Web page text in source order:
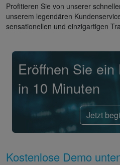
Profitieren Sie von unserer
unserem legendären
sensationellen und einzigartigen
Eröffnen Sie
in 10 Minuten
Jetzt
Kostenlose Demo